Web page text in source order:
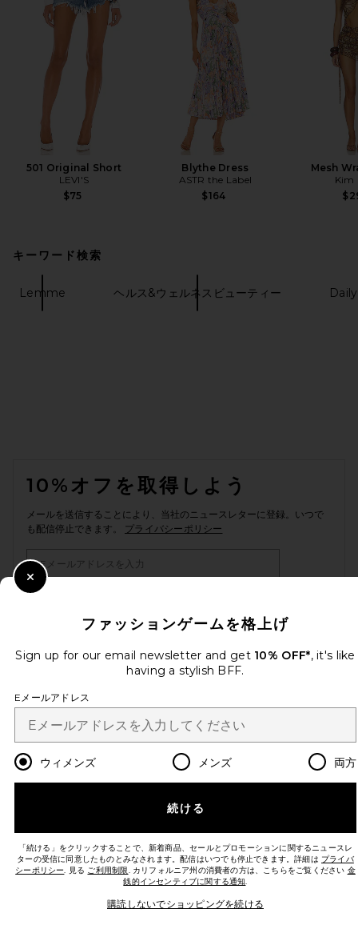
501 Original Short
LEVI'S
$75
Blythe Dress
ASTR the Label
$164
Mesh
Kim
キーワード検索
Lemme ヘルス&ウェルネスビューティー
10%オフを取得しよう
メールを送信することにより、当社のニュースレターに登録。いつで
も配信停止できます。 プライバシーポリシー
Change Country Regions
ja USD
改善にご協力ください！
本日のお買い物に関する簡単なアンケートを実施しております Let's Go!
© EMINENT, INC. (A REVOLVE GROUP COMPANY). ALL RIGHTS RESERVED
ファッションゲームを格上げ
Sign up for our email newsletter and get 10% OFF*, it's like
having a stylish BFF.
Eメールアドレス
ウィメンズ メンズ 両方
続ける
「続ける」をクリックすることで、新着商品、セールとプロモーションに関するニュースレ
ターの受信に同意したものとみなされます。配信はいつでも停止できます。詳細は プライバ
シーポリシー. 見る ご利用制限. カリフォルニア州の消費者の方は、こちらをご覧ください 金
銭的インセンティブに関する通知.
購読しないでショッピングを続ける
Close Modal